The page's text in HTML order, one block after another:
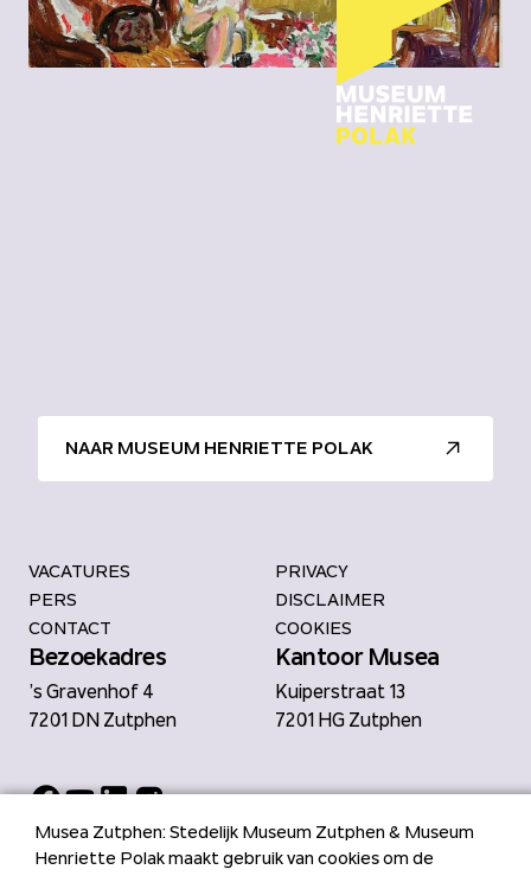
Musea Zutphen: Stedelijk Museum Zutphen & Museum
Henriette Polak maakt gebruik van cookies om de
NAAR MUSEUM HENRIETTE POLAK
Bezoekadres
’s Gravenhof 4
7201 DN Zutphen
Kantoor Musea
Kuiperstraat 13
7201 HG Zutphen
VACATURES
PERS
CONTACT
PRIVACY
DISCLAIMER
COOKIES
Bekijk Facebook van Musea
Bekijk YouTube van
Bekijk LinkedIn van
Bekijk Instagram van